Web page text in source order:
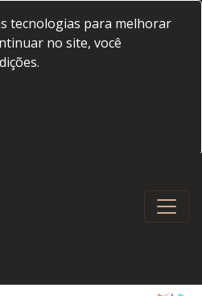
tecnologias para melhorar
no site, você